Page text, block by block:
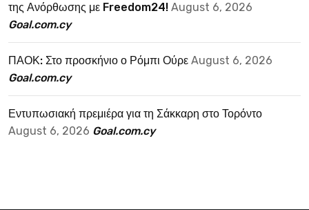
της Ανόρθωσης με Freedom24! August 6, 2026
Goal.com.cy
ΠΑΟΚ: Στο προσκήνιο ο Ρόμπι Ούρε August 6, 2026
Goal.com.cy
Εντυπωσιακή πρεμιέρα για τη Σάκκαρη στο Τορόντο
August 6, 2026 Goal.com.cy